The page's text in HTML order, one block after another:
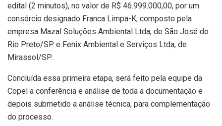
edital (2 minutos), no valor de R$ 46.999.000,00, por um
consórcio designado Franca Limpa-K, composto pela
empresa Mazal Soluções Ambiental Ltda, de São José do
Rio Preto/SP e Fenix Ambiental e Serviços Ltda, de
Mirassol/SP.
Concluída essa primeira etapa, será feito pela equipe da
Copel a conferência e análise de toda a documentação e
depois submetido a análise técnica, para complementação
do processo.